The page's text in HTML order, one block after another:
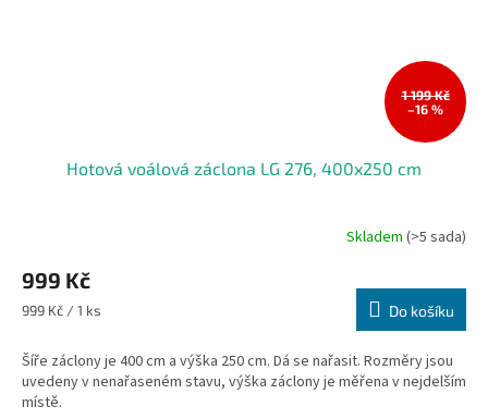
1 199 Kč
–16 %
Hotová voálová záclona LG 276, 400x250 cm
Skladem (>5 sada)
999 Kč
Měrná
999 Kč / 1 ks Do košíku
Šíře záclony je 400 cm a výška 250 cm. Dá se nařasit. Rozměry jsou
uvedeny v nenařaseném stavu, výška záclony je měřena v nejdelším
místě.